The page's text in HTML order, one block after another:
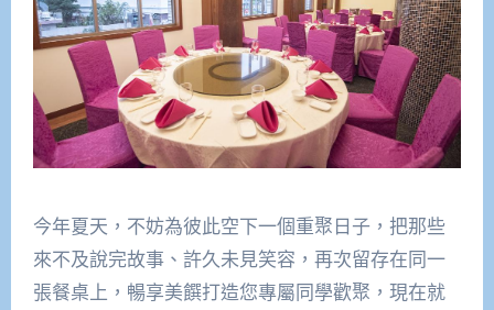
今年夏天，不妨為彼此空下一個重聚日子，把那些
來不及說完故事、許久未見笑容，再次留存在同一
張餐桌上，暢享美饌打造您專屬同學歡聚，現在就